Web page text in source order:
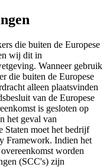
die buiten de Europese
wij dit in
Wanneer gebruik
die buiten de Europese
alleen plaatsvinden
van de Europese
is gesloten op
het geval van
Staten moet het bedrijf
Framework. Indien het
worden
(SCC's) zijn